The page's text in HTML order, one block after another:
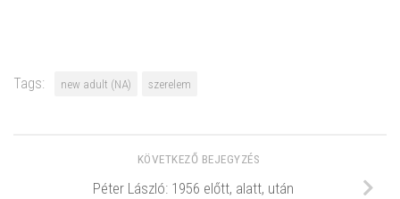
Tags: new adult (NA) szerelem
KÖVETKEZŐ BEJEGYZÉS
Péter László: 1956 előtt, alatt, után